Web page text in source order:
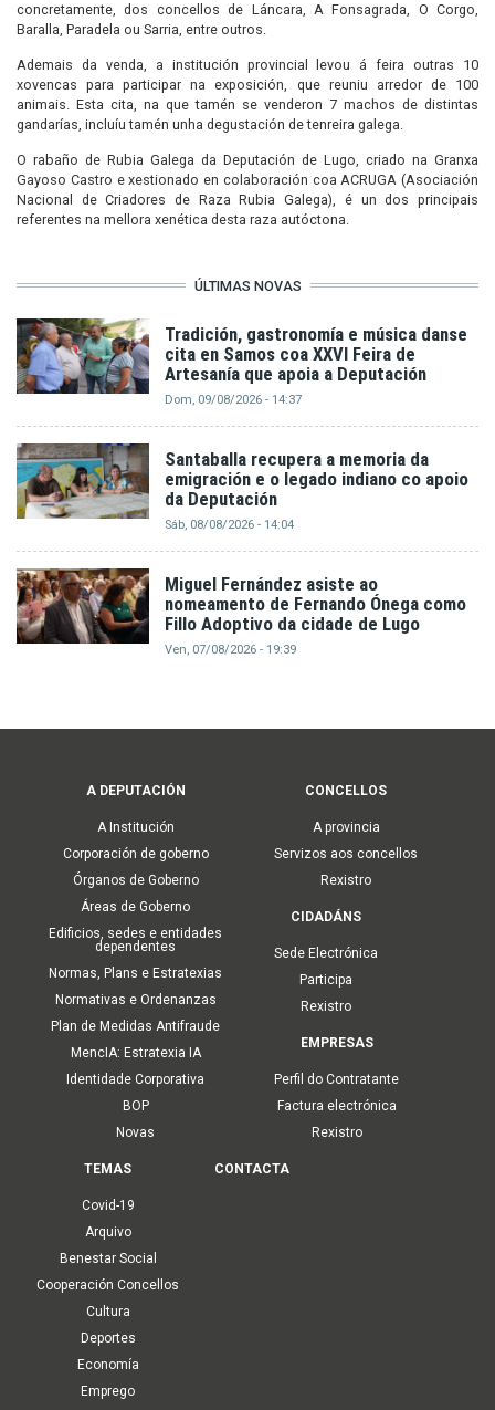
concretamente, dos concellos de Láncara, A Fonsagrada, O Corgo,
Baralla, Paradela ou Sarria, entre outros.
Ademais da venda, a institución provincial levou á feira outras 10
xovencas para participar na exposición, que reuniu arredor de 100
animais. Esta cita, na que tamén se venderon 7 machos de distintas
gandarías, incluíu tamén unha degustación de tenreira galega.
O rabaño de Rubia Galega da Deputación de Lugo, criado na Granxa
Gayoso Castro e xestionado en colaboración coa ACRUGA (Asociación
Nacional de Criadores de Raza Rubia Galega), é un dos principais
referentes na mellora xenética desta raza autóctona.
ÚLTIMAS NOVAS
Tradición, gastronomía e música danse
cita en Samos coa XXVI Feira de
Artesanía que apoia a Deputación
Dom, 09/08/2026 - 14:37
Santaballa recupera a memoria da
emigración e o legado indiano co apoio
da Deputación
Sáb, 08/08/2026 - 14:04
Miguel Fernández asiste ao
nomeamento de Fernando Ónega como
Fillo Adoptivo da cidade de Lugo
Ven, 07/08/2026 - 19:39
navigation
A DEPUTACIÓN
A Institución
Corporación de goberno
Órganos de Goberno
Áreas de Goberno
Edificios, sedes e entidades
dependentes
Normas, Plans e Estratexias
Normativas e Ordenanzas
Plan de Medidas Antifraude
MencIA: Estratexia IA
Identidade Corporativa
BOP
Novas
CONCELLOS
A provincia
Servizos aos concellos
Rexistro
CIDADÁNS
Sede Electrónica
Participa
Rexistro
EMPRESAS
Perfil do Contratante
Factura electrónica
Rexistro
TEMAS
Covid-19
Arquivo
Benestar Social
Cooperación Concellos
Cultura
Deportes
Economía
Emprego
CONTACTA